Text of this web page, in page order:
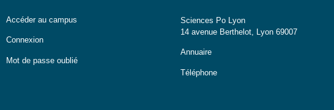
Accéder au campus
Connexion
Mot de passe oublié
Sciences Po Lyon
14 avenue Berthelot, Lyon 69007
Annuaire
Téléphone